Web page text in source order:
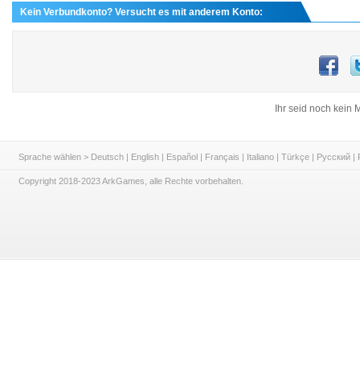
Kein Verbundkonto? Versucht es mit anderem Konto:
Ihr seid noch kein
Sprache wählen > Deutsch | English | Español | Français | Italiano | Türkçe | Русский |
Copyright 2018-2023 ArkGames, alle Rechte vorbehalten.